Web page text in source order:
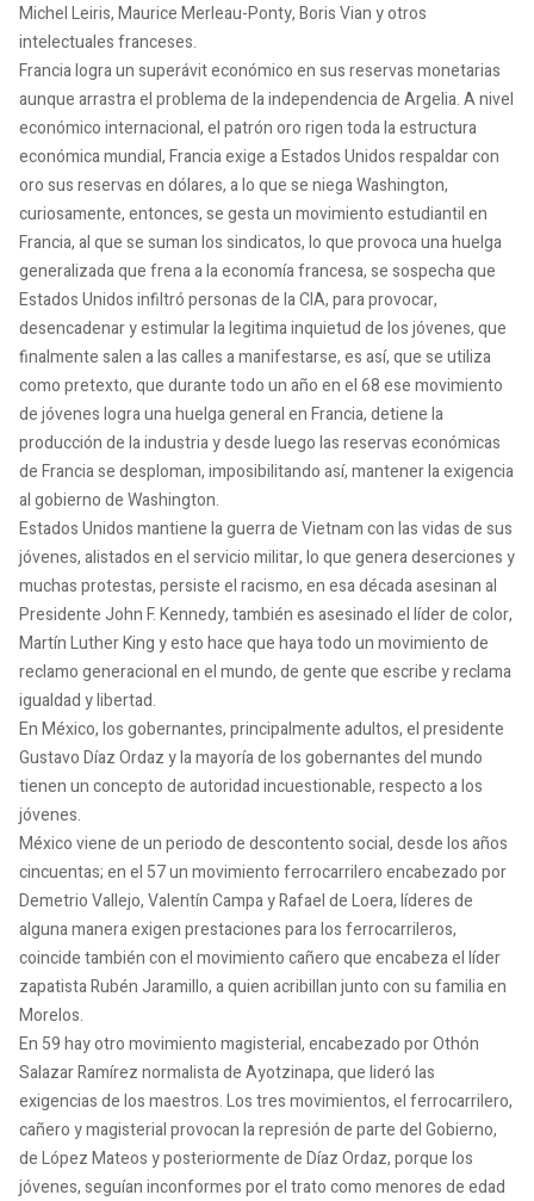
Michel Leiris, Maurice Merleau-Ponty, Boris Vian y otros
intelectuales franceses.
Francia logra un superávit económico en sus reservas monetarias
aunque arrastra el problema de la independencia de Argelia. A nivel
económico internacional, el patrón oro rigen toda la estructura
económica mundial, Francia exige a Estados Unidos respaldar con
oro sus reservas en dólares, a lo que se niega Washington,
curiosamente, entonces, se gesta un movimiento estudiantil en
Francia, al que se suman los sindicatos, lo que provoca una huelga
generalizada que frena a la economía francesa, se sospecha que
Estados Unidos infiltró personas de la CIA, para provocar,
desencadenar y estimular la legitima inquietud de los jóvenes, que
finalmente salen a las calles a manifestarse, es así, que se utiliza
como pretexto, que durante todo un año en el 68 ese movimiento
de jóvenes logra una huelga general en Francia, detiene la
producción de la industria y desde luego las reservas económicas
de Francia se desploman, imposibilitando así, mantener la exigencia
al gobierno de Washington.
Estados Unidos mantiene la guerra de Vietnam con las vidas de sus
jóvenes, alistados en el servicio militar, lo que genera deserciones y
muchas protestas, persiste el racismo, en esa década asesinan al
Presidente John F. Kennedy, también es asesinado el líder de color,
Martín Luther King y esto hace que haya todo un movimiento de
reclamo generacional en el mundo, de gente que escribe y reclama
igualdad y libertad.
En México, los gobernantes, principalmente adultos, el presidente
Gustavo Díaz Ordaz y la mayoría de los gobernantes del mundo
tienen un concepto de autoridad incuestionable, respecto a los
jóvenes.
México viene de un periodo de descontento social, desde los años
cincuentas; en el 57 un movimiento ferrocarrilero encabezado por
Demetrio Vallejo, Valentín Campa y Rafael de Loera, líderes de
alguna manera exigen prestaciones para los ferrocarrileros,
coincide también con el movimiento cañero que encabeza el líder
zapatista Rubén Jaramillo, a quien acribillan junto con su familia en
Morelos.
En 59 hay otro movimiento magisterial, encabezado por Othón
Salazar Ramírez normalista de Ayotzinapa, que lideró las
exigencias de los maestros. Los tres movimientos, el ferrocarrilero,
cañero y magisterial provocan la represión de parte del Gobierno,
de López Mateos y posteriormente de Díaz Ordaz, porque los
jóvenes, seguían inconformes por el trato como menores de edad